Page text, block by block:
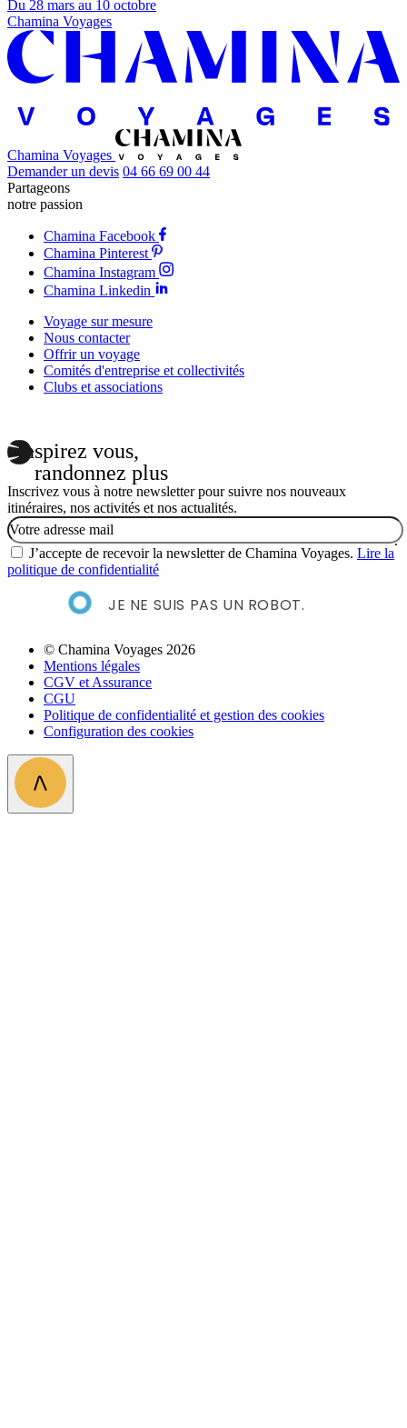
Du 28 mars au 10 octobre
Chamina Voyages
Chamina Voyages
Demander un devis 04 66 69 00 44
Partageons
notre passion
Chamina Facebook
Chamina Pinterest
Chamina Instagram
Chamina Linkedin
Voyage sur mesure
Nous contacter
Offrir un voyage
Comités d'entreprise et collectivités
Clubs et associations
Inspirez vous,
randonnez plus
Inscrivez vous à notre newsletter pour suivre nos nouveaux
itinéraires, nos activités et nos actualités.
Email
J’accepte de recevoir la newsletter de Chamina Voyages. Lire la
politique de confidentialité
JE NE SUIS PAS UN ROBOT.
© Chamina Voyages 2026
Mentions légales
CGV et Assurance
CGU
Politique de confidentialité et gestion des cookies
Configuration des cookies